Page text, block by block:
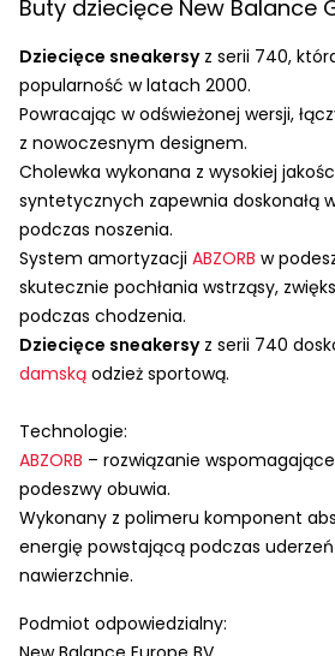
Buty dziecięce New Balance
Dziecięce sneakersyz serii 740,
popularność w latach 2000.
Powracając w odświeżonej wersji,
z nowoczesnym designem.
Cholewka wykonana z wysokiej
syntetycznych zapewnia doskonałą
podczas noszenia.
System amortyzacji ABZORB w
skutecznie pochłania wstrząsy,
podczas chodzenia.
Dziecięce sneakersyz serii 740
damską odzież sportową.
Technologie:
ABZORB – rozwiązanie
podeszwy obuwia.
Wykonany z polimeru komponent
energię powstającą podczas
nawierzchnie.
Podmiot odpowiedzialny: